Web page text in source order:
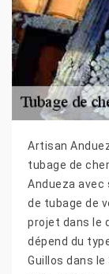
Artisan
tubage de
Andueza avec
de tubage de
projet dans le
dépend du
Guillos dans